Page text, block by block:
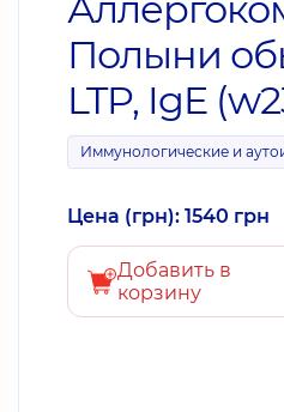
Полыни
LTP, IgE
Иммунологические и
Цена (грн): 1540 грн
Добавить в
корзину